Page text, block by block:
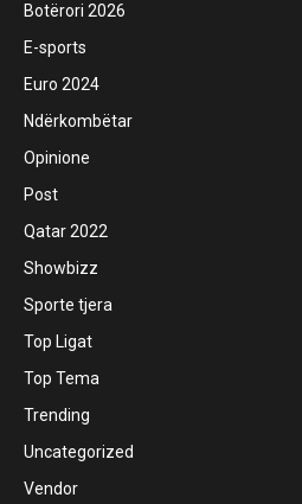
Botërori 2026
E-sports
Euro 2024
Ndërkombëtar
Opinione
Post
Qatar 2022
Showbizz
Sporte tjera
Top Ligat
Top Tema
Trending
Uncategorized
Vendor